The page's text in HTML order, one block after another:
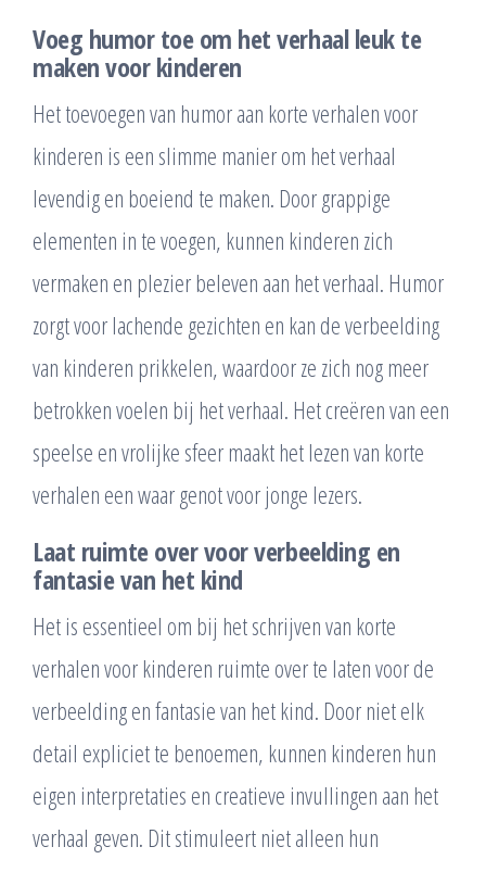
Voeg humor toe om het verhaal leuk te
maken voor kinderen
Het toevoegen van humor aan korte verhalen voor
kinderen is een slimme manier om het verhaal
levendig en boeiend te maken. Door grappige
elementen in te voegen, kunnen kinderen zich
vermaken en plezier beleven aan het verhaal. Humor
zorgt voor lachende gezichten en kan de verbeelding
van kinderen prikkelen, waardoor ze zich nog meer
betrokken voelen bij het verhaal. Het creëren van een
speelse en vrolijke sfeer maakt het lezen van korte
verhalen een waar genot voor jonge lezers.
Laat ruimte over voor verbeelding en
fantasie van het kind
Het is essentieel om bij het schrijven van korte
verhalen voor kinderen ruimte over te laten voor de
verbeelding en fantasie van het kind. Door niet elk
detail expliciet te benoemen, kunnen kinderen hun
eigen interpretaties en creatieve invullingen aan het
verhaal geven. Dit stimuleert niet alleen hun